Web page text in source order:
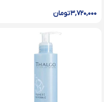
۳,۷۲۰,۰۰۰تومان